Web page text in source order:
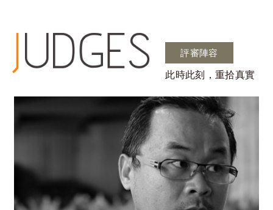
評審陣容
此時此刻，重拾真實